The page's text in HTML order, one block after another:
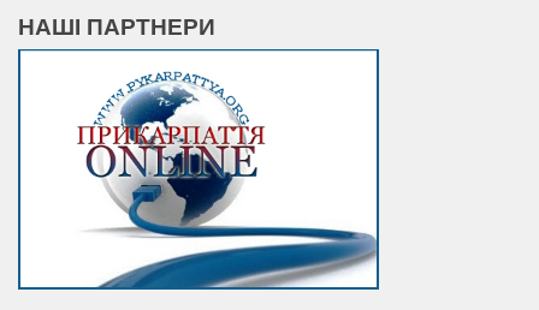
НАШІ ПАРТНЕРИ